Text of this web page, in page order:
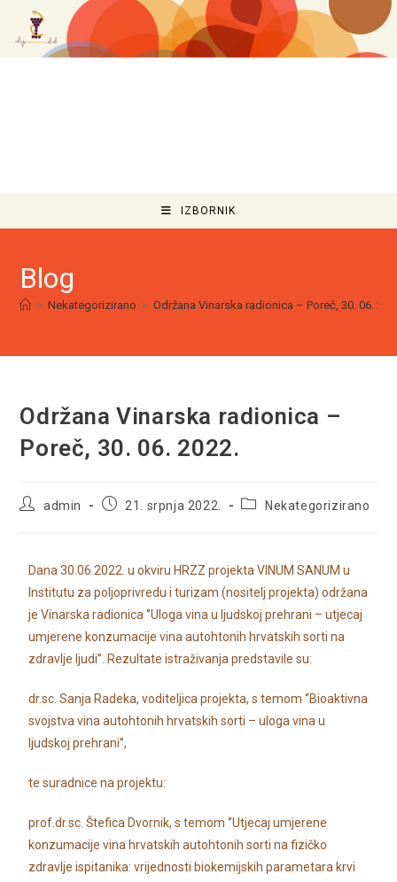
IZBORNIK
Blog
> Nekategorizirano > Održana Vinarska radionica – Poreč, 30. 06.
Održana Vinarska radionica –
Poreč, 30. 06. 2022.
admin 21. srpnja 2022. Nekategorizirano
Dana 30.06.2022. u okviru HRZZ projekta VINUM SANUM u
Institutu za poljoprivredu i turizam (nositelj projekta) održana
je Vinarska radionica ‘’Uloga vina u ljudskoj prehrani – utjecaj
umjerene konzumacije vina autohtonih hrvatskih sorti na
zdravlje ljudi’’. Rezultate istraživanja predstavile su:
dr.sc. Sanja Radeka, voditeljica projekta, s temom ‘’Bioaktivna
svojstva vina autohtonih hrvatskih sorti – uloga vina u
ljudskoj prehrani’’,
te suradnice na projektu:
prof.dr.sc. Štefica Dvornik, s temom ‘’Utjecaj umjerene
konzumacije vina hrvatskih autohtonih sorti na fizičko
zdravlje ispitanika: vrijednosti biokemijskih parametara krvi